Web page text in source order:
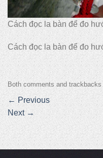
Cách đọc la bàn để đo
Cách đọc la bàn để đo
Both comments and trackbacks
← Previous
Next →